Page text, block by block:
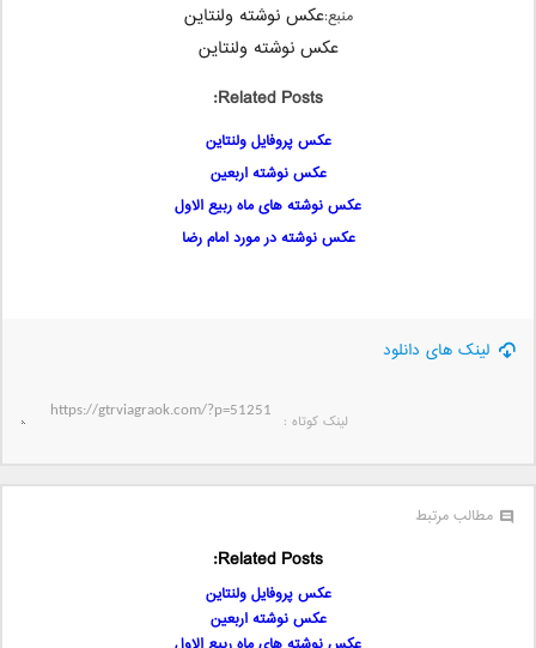
منبع:عکس نوشته ولنتاین
عکس نوشته ولنتاین
Related Posts:
عکس پروفایل ولنتاین
عکس نوشته اربعین
عکس نوشته های ماه ربیع الاول
عکس نوشته در مورد امام رضا
لینک های دانلود
لینک کوتاه‌ :
مطالب مرتبط
Related Posts:
عکس پروفایل ولنتاین
عکس نوشته اربعین